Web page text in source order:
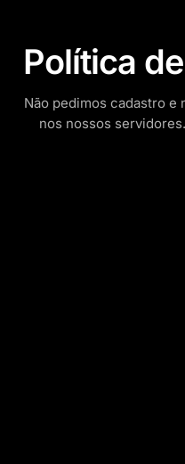
Política
Não pedimos cadastro e
nos nossos